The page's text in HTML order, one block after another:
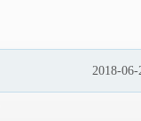
2018-06-